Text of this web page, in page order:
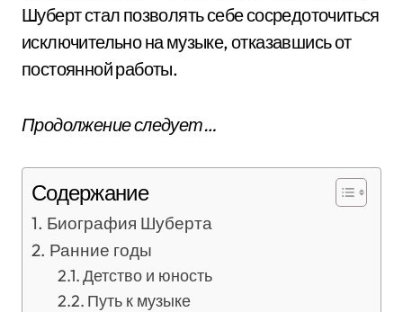
Шуберт стал позволять себе сосредоточиться
исключительно на музыке, отказавшись от
постоянной работы.
Продолжение следует…
Содержание
Биография Шуберта
Ранние годы
Детство и юность
Путь к музыке